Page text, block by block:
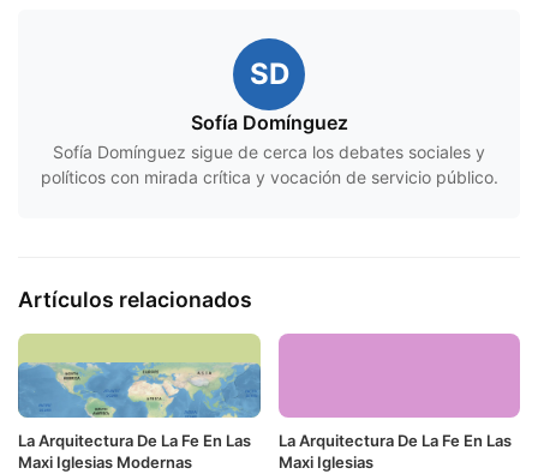
SD
Sofía Domínguez
Sofía Domínguez sigue de cerca los debates sociales y
políticos con mirada crítica y vocación de servicio público.
Artículos relacionados
La Arquitectura De La Fe En Las
Maxi Iglesias Modernas
La Arquitectura De La Fe En Las
Maxi Iglesias